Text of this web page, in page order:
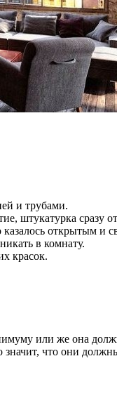
и трубами.
штукатурка сразу
открытым и
в комнату.
красок.
или же она
значит, что они